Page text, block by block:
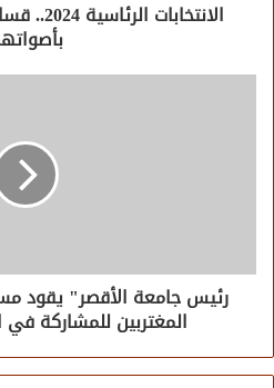
رئيس جامعة الأقصر" يقود
المغتربين للمشاركة في